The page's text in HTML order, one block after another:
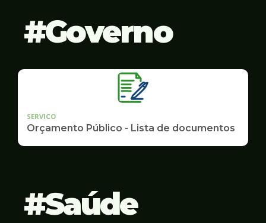
Governo
SERVICO
Orçamento Público - Lista de documentos
Saúde